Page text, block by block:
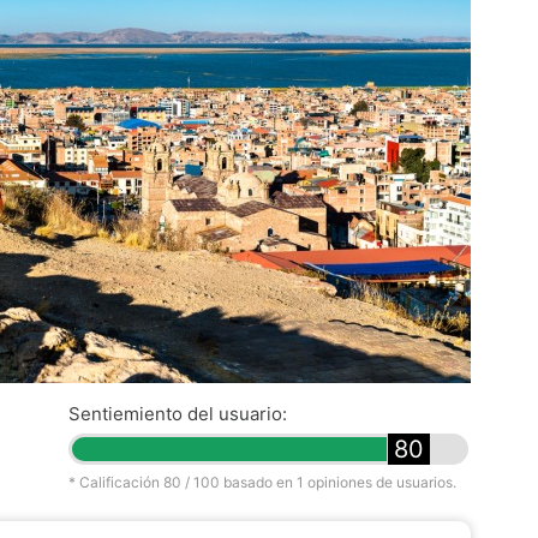
Sentiemiento del usuario:
80
* Calificación 80 / 100 basado en 1 opiniones de usuarios.